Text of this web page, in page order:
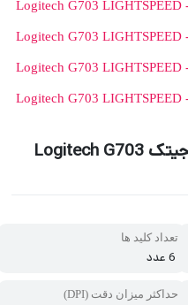
موس گیمینگ بی سیم لاجیتک Logitech G703
تعداد کلید ها
حداکثر میزان دقت (DPI)